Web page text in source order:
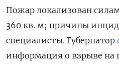
Пожар локализован
360 кв. м; причины
специалисты. Губернатор
информация о взрыве на